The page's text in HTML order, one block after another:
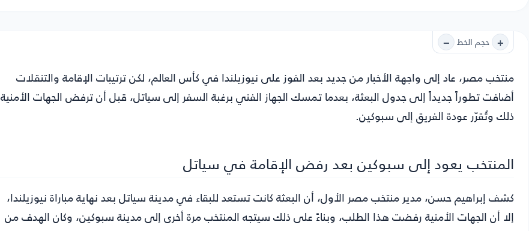
+ حجم الخط −
منتخب مصر، عاد إلى واجهة الأخبار من جديد بعد الفوز على نيوزيلندا في كأس العالم، لكن ترتيبات الإقامة والتنقلات
أضافت تطوراً جديداً إلى جدول البعثة، بعدما تمسك الجهاز الفني برغبة السفر إلى سياتل، قبل أن ترفض الجهات الأمنية
ذلك وتُقرّر عودة الفريق إلى سبوكين.
المنتخب يعود إلى سبوكين بعد رفض الإقامة في سياتل
كشف إبراهيم حسن، مدير منتخب مصر الأول، أن البعثة كانت تستعد للبقاء في مدينة سياتل بعد نهاية مباراة نيوزيلندا،
إلا أن الجهات الأمنية رفضت هذا الطلب، وبناءً على ذلك سيتجه المنتخب مرة أخرى إلى مدينة سبوكين، وكان الهدف من